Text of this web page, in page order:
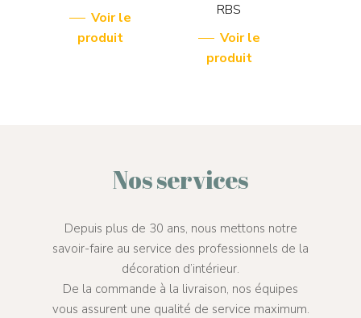
Voir le
produit
RBS
Voir le
produit
Nos services
Depuis plus de 30 ans, nous mettons notre
savoir-faire au service des professionnels de la
décoration d’intérieur.
De la commande à la livraison, nos équipes
vous assurent une qualité de service maximum.